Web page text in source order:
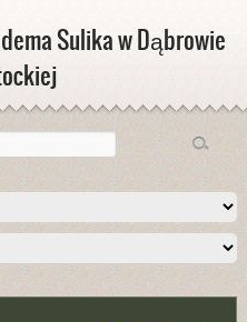
Sulika w Dąbrowie